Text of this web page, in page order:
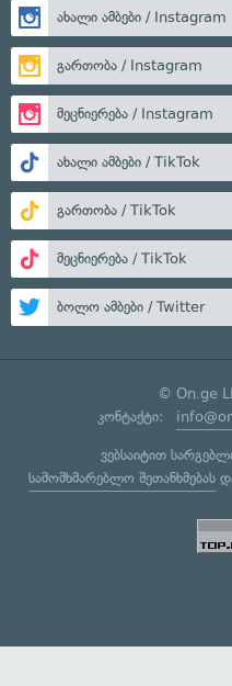
ახალი ამბები / Instagram
გართობა / Instagram
მეცნიერება / Instagram
ახალი ამბები / TikTok
გართობა / TikTok
მეცნიერება / TikTok
ბოლო ამბები / Twitter
© On.ge
კონტაქტი:
ვებსაიტით
სამომხმარებლო შეთანხმებას